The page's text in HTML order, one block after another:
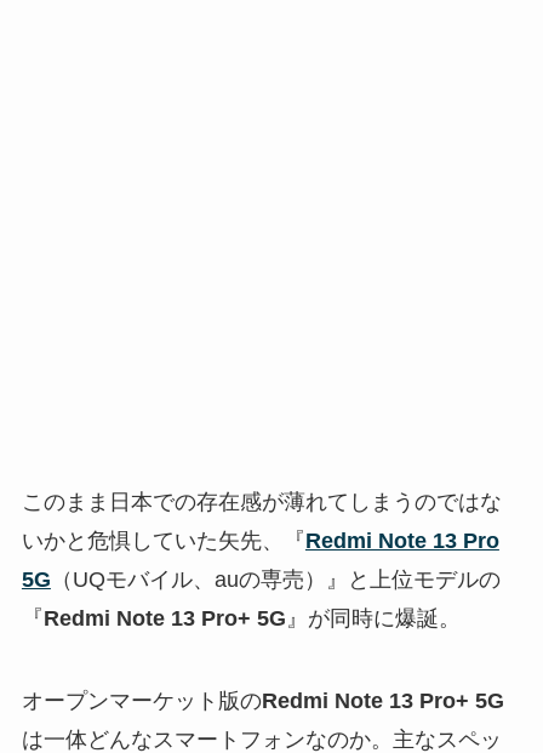
このまま日本での存在感が薄れてしまうのではな
いかと危惧していた矢先、『Redmi Note 13 Pro
5G （UQモバイル、auの専売）』と上位モデルの
『Redmi Note 13 Pro+ 5G 』が同時に爆誕。
オープンマーケット版のRedmi Note 13 Pro+ 5G
は一体どんなスマートフォンなのか。主なスペッ